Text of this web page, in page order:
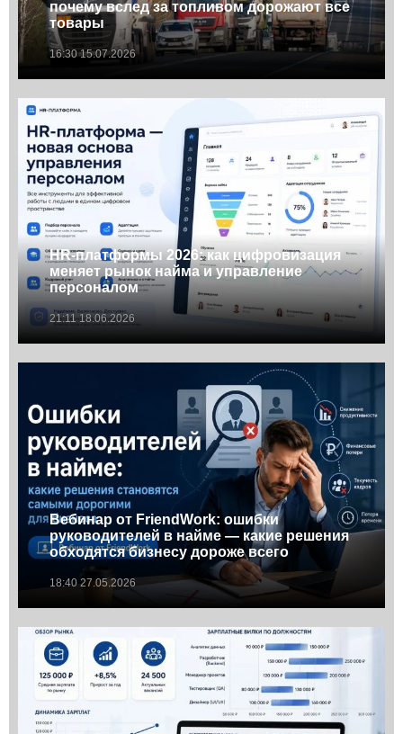
почему вслед за топливом дорожают все
товары
16:30 15.07.2026
HR-платформы 2026: как цифровизация
меняет рынок найма и управление
персоналом
21:11 18.06.2026
Вебинар от FriendWork: ошибки
руководителей в найме — какие решения
обходятся бизнесу дороже всего
18:40 27.05.2026